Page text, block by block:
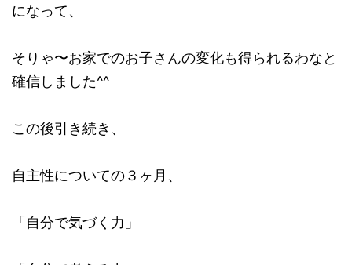
になって、
そりゃ〜お家でのお子さんの変化も得られるわなと
確信しました^^
この後引き続き、
自主性についての３ヶ月、
「自分で気づく力」